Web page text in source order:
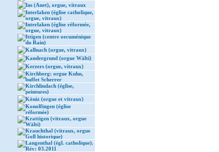
Ins (Anet), orgue, vitraux
Interlaken (église catholique,
orgue, vitraux)
Interlaken (église réformée,
orgue, vitraux)
Ittigen (centre oecuménique
du Rain)
Kallnach (orgue, vitraux)
Kandergrund (orgue Wälti)
Kerzers (orgue, vitraux)
Kirchberg: orgue Kuhn,
buffet Scherrer
Kirchlindach (église,
peintures)
Köniz (orgue et vitraux)
Konolfingen (église
réformée)
Krattigen (vitraux, orgue
Wälti)
Krauchthal (vitraux, orgue
Goll historique)
Langenthal (égl. catholique).
Rév: 03.2011